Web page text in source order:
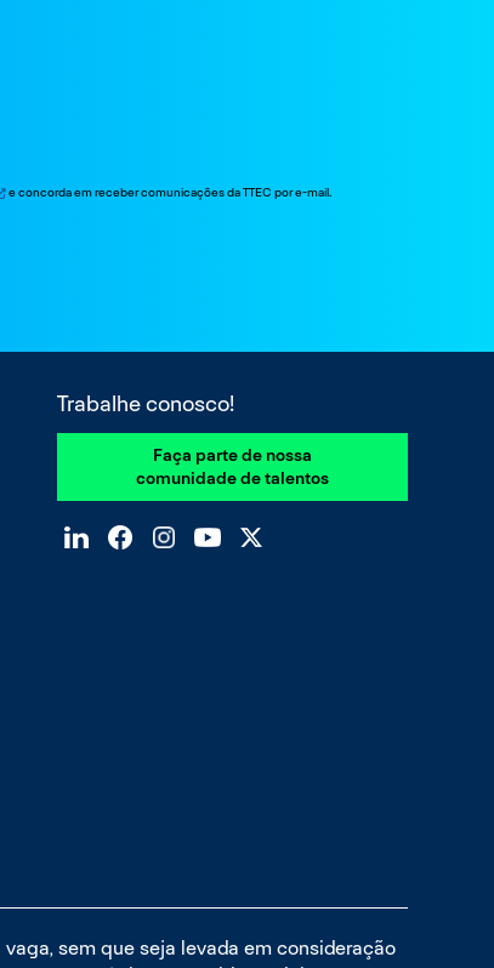
e concorda em receber comunicações da TTEC por e-mail.
Trabalhe conosco!
Faça parte de nossa
comunidade de talentos
sem que seja levada em consideração